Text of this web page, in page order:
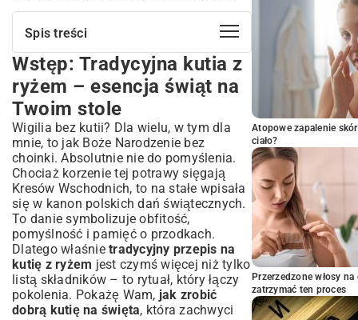
Spis treści
Wstęp: Tradycyjna kutia z ryżem –
esencja świąt na Twoim stole
Historia i znaczenie kutii w polskiej
tradycji bożonarodzeniowej
Niezbędne składniki do przygotowania
idealnej kutii z ryżem
Wybór odpowiedniego ryżu – podstawa
doskonałego smaku
Sekret maku, miodu i bakalii – serce
wigilijnego deseru
Dodatki i przyprawy, które wzbogacą
aromat kutii
Przepis krok po kroku: Jak przygotować
tradycyjną kutię z ryżem?
Gotowanie ryżu do perfekcji – klucz do
sukcesu
Wstęp: Tradycyjna kutia z
ryżem – esencja świąt na
Twoim stole
Wigilia bez kutii? Dla wielu, w tym dla
mnie, to jak Boże Narodzenie bez
choinki. Absolutnie nie do pomyślenia.
Chociaż korzenie tej potrawy sięgają
Kresów Wschodnich, to na stałe wpisała
się w kanon polskich dań świątecznych.
To danie symbolizuje obfitość,
pomyślność i pamięć o przodkach.
Dlatego właśnie tradycyjny przepis na
kutię z ryżem jest czymś więcej niż tylko
listą składników – to rytuał, który łączy
pokolenia. Pokażę Wam, jak zrobić
dobrą kutię na święta, która zachwyci
Atopowe zapalenie
ciało?
Przerzedzone włosy
zatrzymać ten proces